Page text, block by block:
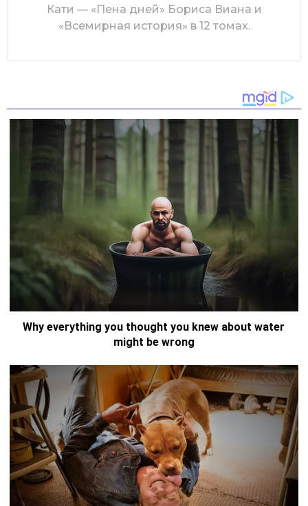
Кати — «Пена дней» Бориса Виана и
«Всемирная история» в 12 томах.